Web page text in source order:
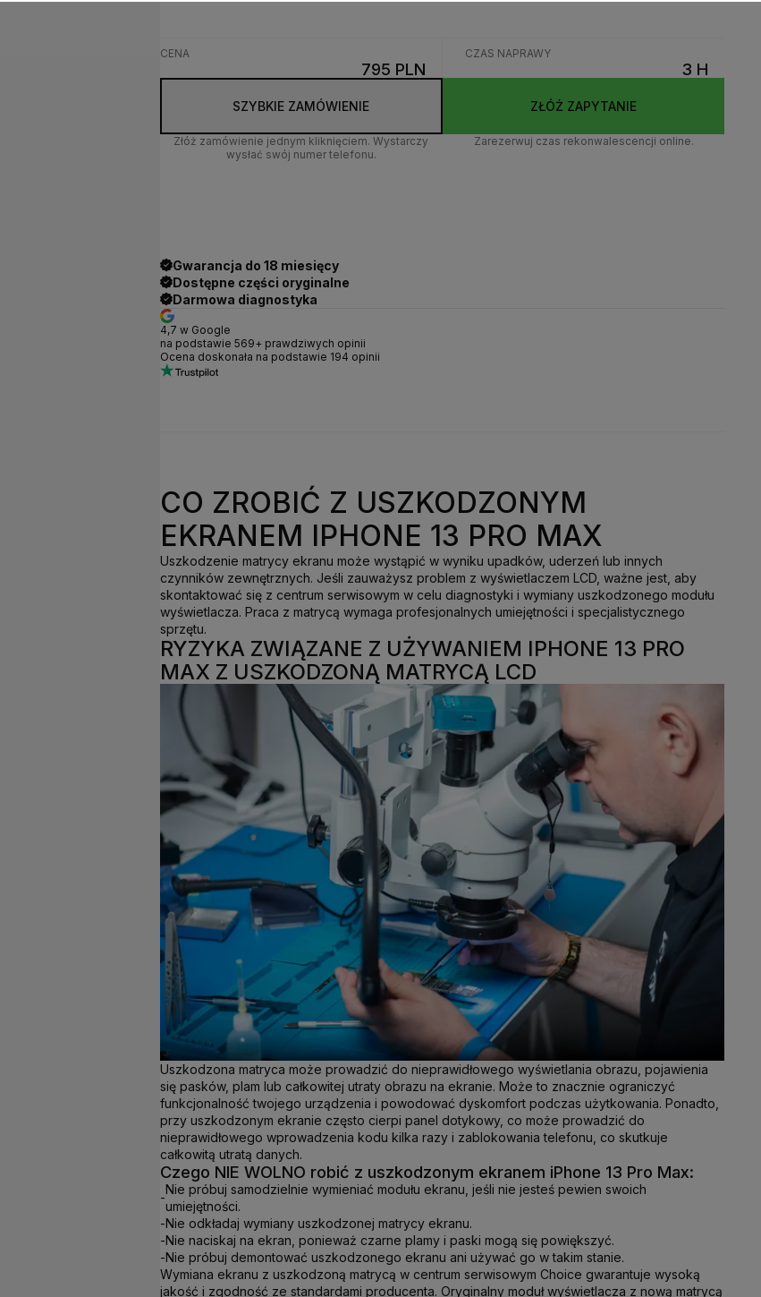
CENA
795 PLN
CZAS NAPRAWY
3 H
SZYBKIE ZAMÓWIENIE
Złóż zamówienie jednym kliknięciem. Wystarczy
wysłać swój numer telefonu.
ZŁÓŻ ZAPYTANIE
Zarezerwuj czas rekonwalescencji online.
Gwarancja do 18 miesięcy
Dostępne części oryginalne
Darmowa diagnostyka
4,7 w Google
na podstawie 569+ prawdziwych opinii
Ocena doskonała na podstawie 194 opinii
CO ZROBIĆ Z USZKODZONYM
EKRANEM IPHONE 13 PRO MAX
Uszkodzenie matrycy ekranu może wystąpić w wyniku upadków, uderzeń lub innych
czynników zewnętrznych. Jeśli zauważysz problem z wyświetlaczem LCD, ważne jest, aby
skontaktować się z centrum serwisowym w celu diagnostyki i wymiany uszkodzonego modułu
wyświetlacza. Praca z matrycą wymaga profesjonalnych umiejętności i specjalistycznego
sprzętu.
RYZYKA ZWIĄZANE Z UŻYWANIEM IPHONE 13 PRO
MAX Z USZKODZONĄ MATRYCĄ LCD
Uszkodzona matryca może prowadzić do nieprawidłowego wyświetlania obrazu, pojawienia
się pasków, plam lub całkowitej utraty obrazu na ekranie. Może to znacznie ograniczyć
funkcjonalność twojego urządzenia i powodować dyskomfort podczas użytkowania. Ponadto,
przy uszkodzonym ekranie często cierpi panel dotykowy, co może prowadzić do
nieprawidłowego wprowadzenia kodu kilka razy i zablokowania telefonu, co skutkuje
całkowitą utratą danych.
Czego NIE WOLNO robić z uszkodzonym ekranem iPhone 13 Pro Max:
-
Nie próbuj samodzielnie wymieniać modułu ekranu, jeśli nie jesteś pewien swoich
umiejętności.
-Nie odkładaj wymiany uszkodzonej matrycy ekranu.
-Nie naciskaj na ekran, ponieważ czarne plamy i paski mogą się powiększyć.
-Nie próbuj demontować uszkodzonego ekranu ani używać go w takim stanie.
Wymiana ekranu z uszkodzoną matrycą w centrum serwisowym Choice gwarantuje wysoką
jakość i zgodność ze standardami producenta. Oryginalny moduł wyświetlacza z nową matrycą